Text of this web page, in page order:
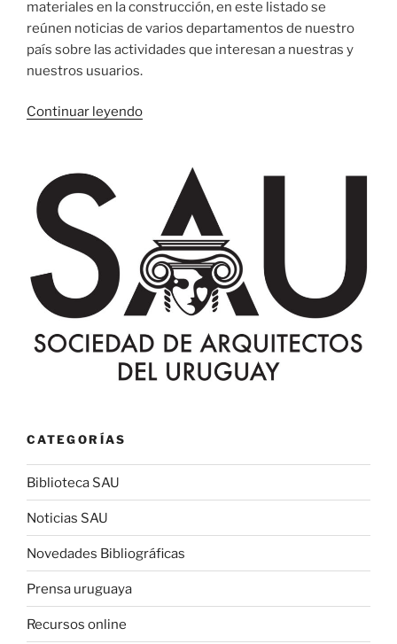
materiales en la construcción, en este listado se
reúnen noticias de varios departamentos de nuestro
país sobre las actividades que interesan a nuestras y
nuestros usuarios.
Continuar leyendo«Relevo
uruguaya
octubre
de
2019»
CATEGORÍAS
Biblioteca SAU
Noticias SAU
Novedades Bibliográficas
Prensa uruguaya
Recursos online